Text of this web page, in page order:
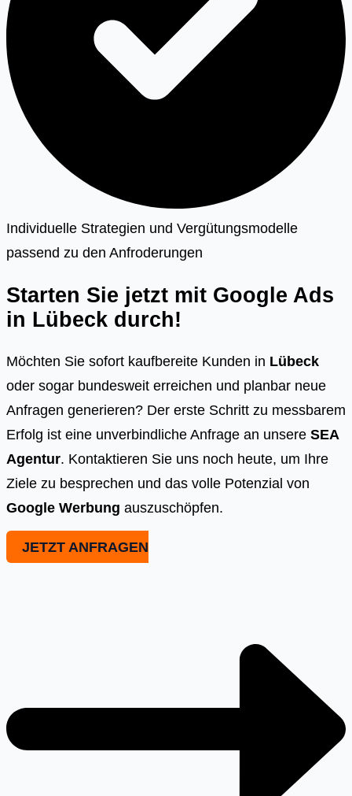
Individuelle Strategien und Vergütungsmodelle
passend zu den Anfroderungen
Starten Sie jetzt mit Google Ads
in Lübeck durch!
Möchten Sie sofort kaufbereite Kunden in Lübeck
oder sogar bundesweit erreichen und planbar neue
Anfragen generieren? Der erste Schritt zu messbarem
Erfolg ist eine unverbindliche Anfrage an unsere SEA
Agentur. Kontaktieren Sie uns noch heute, um Ihre
Ziele zu besprechen und das volle Potenzial von
Google Werbung auszuschöpfen.
JETZT ANFRAGEN